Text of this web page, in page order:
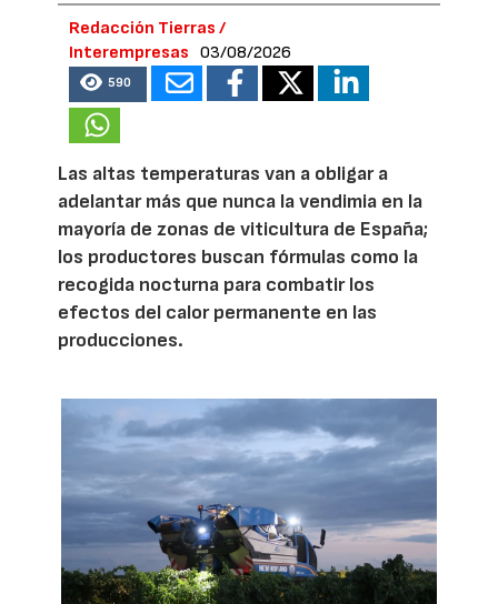
Redacción Tierras /
Interempresas
03/08/2026
590
Las altas temperaturas van a obligar a
adelantar más que nunca la vendimia en la
mayoría de zonas de viticultura de España;
los productores buscan fórmulas como la
recogida nocturna para combatir los
efectos del calor permanente en las
producciones.